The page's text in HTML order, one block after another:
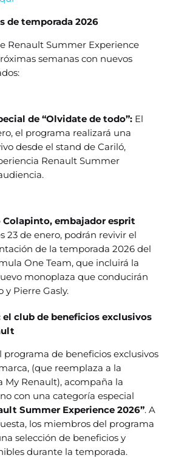
de temporada 2026
Renault Summer Experience
semanas con nuevos
de “Olvidate de todo”: El
el programa realizará una
desde el stand de Cariló,
Renault Summer
Colapinto, embajador esprit
23 de enero, podrán revivir el
de la temporada 2026 del
One Team, que incluirá la
monoplaza que conducirán
y Pierre Gasly.
el club de beneficios exclusivos
programa de beneficios exclusivos
(que reemplaza a la
Renault), acompaña la
con una categoría especial
Summer Experience 2026”. A
los miembros del programa
selección de beneficios y
durante la temporada.